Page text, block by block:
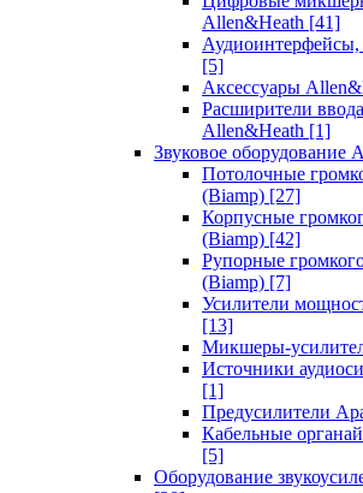
Allen&Heath [41]
[5]
Аксессуары
Расширители
Allen&Heath [1]
Звуковое оборудование
Потолочные
(Biamp) [27]
Корпусные
(Biamp) [42]
Рупорные
(Biamp) [7]
Усилители
[13]
Микшеры-
Источники
[1]
Предусилители
Кабельные
[5]
Оборудование